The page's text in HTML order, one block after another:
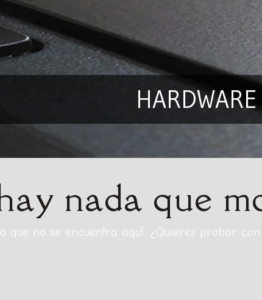
HARDWARE
nada que
que no se encuentra aquí. ¿Quieres probar